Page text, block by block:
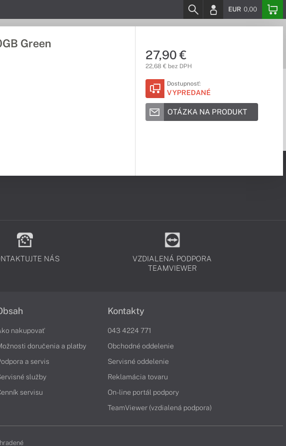
EUR 0,00
Green
27,90 €
22,68 € bez DPH
Dostupnosť:
VYPREDANÉ
OTÁZKA NA PRODUKT
NÁS
VZDIALENÁ PODPORA
TEAMVIEWER
nakupovať
doručenia a platby
a servis
služby
servisu
Kontakty
043 4224 771
Obchodné oddelenie
Servisné oddelenie
Reklamácia tovaru
On-line portál podpory
TeamViewer (vzdialená podpora)